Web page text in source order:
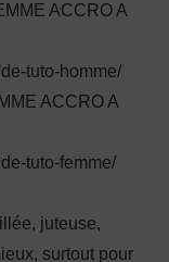
ACCRO A
tuto-homme/
ACCRO A
tuto-femme/
juteuse,
surtout pour